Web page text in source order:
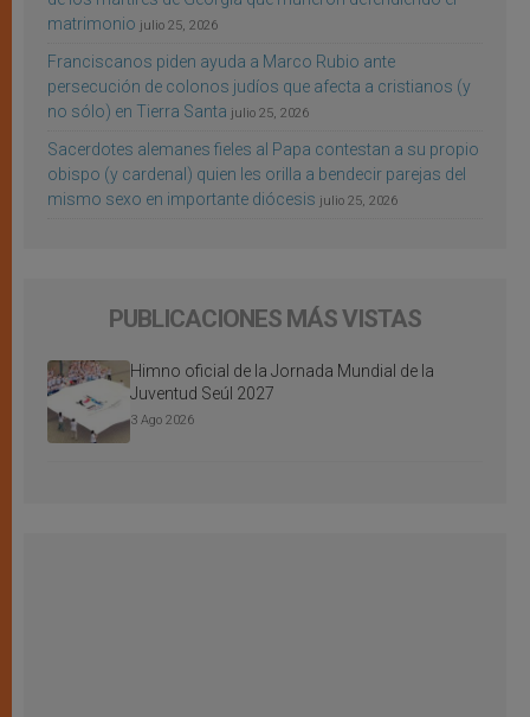
matrimonio julio 25, 2026
Franciscanos piden ayuda a Marco Rubio ante
persecución de colonos judíos que afecta a cristianos (y
no sólo) en Tierra Santa julio 25, 2026
Sacerdotes alemanes fieles al Papa contestan a su propio
obispo (y cardenal) quien les orilla a bendecir parejas del
mismo sexo en importante diócesis julio 25, 2026
PUBLICACIONES MÁS VISTAS
Himno oficial de la Jornada Mundial de la
Juventud Seúl 2027
3 Ago 2026